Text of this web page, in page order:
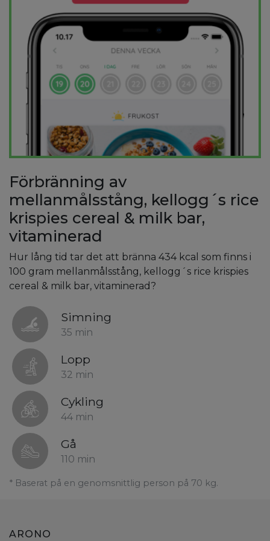
Förbränning av
mellanmålsstång, kellogg´s rice
krispies cereal & milk bar,
vitaminerad
Hur lång tid tar det att bränna 434 kcal som finns i
100 gram mellanmålsstång, kellogg´s rice krispies
cereal & milk bar, vitaminerad?
Simning
35 min
Lopp
32 min
Cykling
44 min
Gå
110 min
* Baserat på en genomsnittlig person på 70 kg.
ARONO